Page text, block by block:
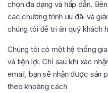
chọn đa dạng và hấp dẫn.
các chương trình ưu đãi và
chúng tôi để tri ân quý khách
Chúng tôi có một hệ thống
và tiện lợi. Chỉ sau khi xác
email, bạn sẽ nhận được sản
theo khoảng cách